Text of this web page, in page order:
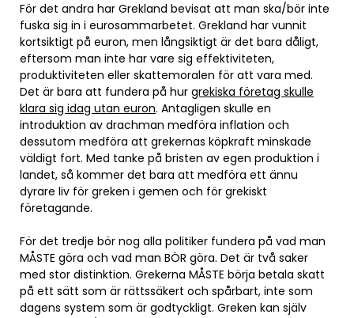
För det andra har Grekland bevisat att man ska/bör inte
fuska sig in i eurosammarbetet. Grekland har vunnit
kortsiktigt på euron, men långsiktigt är det bara dåligt,
eftersom man inte har vare sig effektiviteten,
produktiviteten eller skattemoralen för att vara med.
Det är bara att fundera på hur grekiska företag skulle
klara sig idag utan euron. Antagligen skulle en
introduktion av drachman medföra inflation och
dessutom medföra att grekernas köpkraft minskade
väldigt fort. Med tanke på bristen av egen produktion i
landet, så kommer det bara att medföra ett ännu
dyrare liv för greken i gemen och för grekiskt
företagande.
För det tredje bör nog alla politiker fundera på vad man
MÅSTE göra och vad man BÖR göra. Det är två saker
med stor distinktion. Grekerna MÅSTE börja betala skatt
på ett sätt som är rättssäkert och spårbart, inte som
dagens system som är godtyckligt. Greken kan själv